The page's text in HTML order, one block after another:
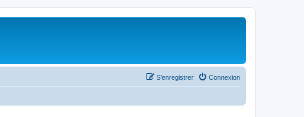
Connexion
S’enregistrer